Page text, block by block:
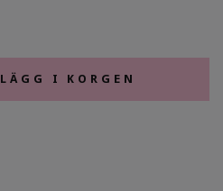
LÄGG I KORGEN